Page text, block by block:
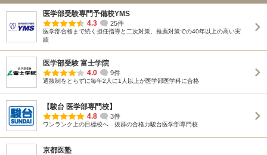
医学部受験専門予備校YMS
4.3
25件
医学部合格まで続く担任指導と二次対策、推薦対策での40年以上の高い実
績
医学部受験 富士学院
4.0
9件
選抜制をとらずに毎年2人に1人以上が医学部医学科に合格
【駿台 医学部専門校】
4.8
3件
ワンランク上の目標校へ 抜群の合格力駿台医学部専門校
京都医塾